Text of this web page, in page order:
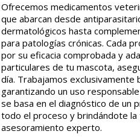
Ofrecemos medicamentos
que abarcan desde
dermatológicos hasta
para patologías crónicas. Cada
por su eficacia comprobada y
particulares de tu mascota,
día. Trabajamos exclusivamente
garantizando un uso
se basa en el diagnóstico de un
todo el proceso y brindándote la
asesoramiento experto.